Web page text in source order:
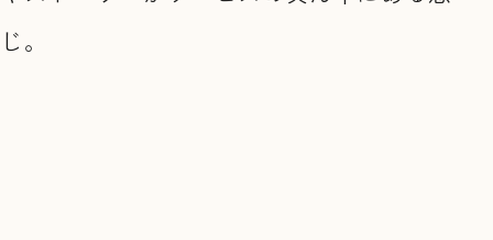
じ。